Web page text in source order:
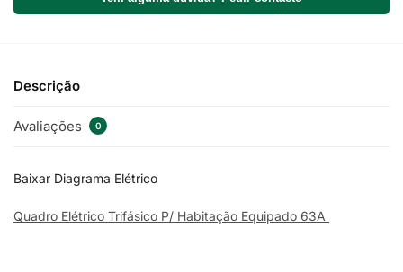
Descrição
Avaliações 0
Baixar Diagrama Elétrico
Quadro Elétrico Trifásico P/ Habitação Equipado 63A